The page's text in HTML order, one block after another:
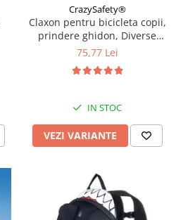
CrazySafety®
Claxon pentru bicicleta copii,
prindere ghidon, Diverse
modele si culori
75,77 Lei
IN STOC
VEZI VARIANTE